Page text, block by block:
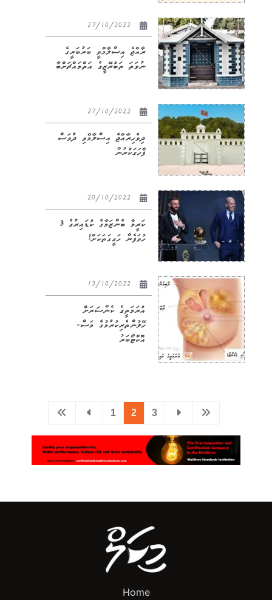
ރާއްޖެ އިސްލާމްވީ ބަރުބަރީގެ
ނުވަތަ ތަބުރޭޒީގެ އަތްމައްޗަށްބާ
ދިވެހިރާއްޖެ އިސްލާމްވި ދުވަސް
ފާހަގަކުރުން
ކަރީމް ބެންޒަމާގެ ކުޑައިރުގެ 3
ހުވަފެން ހަގީގަތަކަށް!
އުރަމަތީގެ ކެންސަރަށް
ހޭލުންތެރިކުރުމުގެ މަސް-
އޮކްޓޯބަރު
1 2 3
Home